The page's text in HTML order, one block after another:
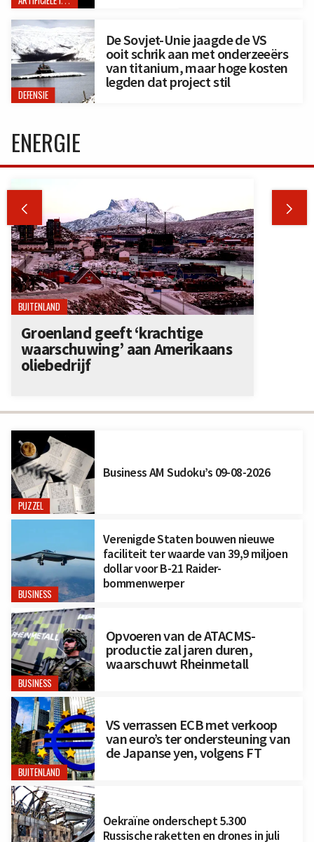
DEFENSIE
De Sovjet-Unie jaagde de VS
ooit schrik aan met onderzeeërs
van titanium, maar hoge kosten
legden dat project stil
PUZZEL
Business AM Sudoku’s 09-08-2026
BUSINESS
Verenigde Staten bouwen nieuwe
faciliteit ter waarde van 39,9 miljoen
dollar voor B-21 Raider-
bommenwerper
BUSINESS
Opvoeren van de ATACMS-
productie zal jaren duren,
waarschuwt Rheinmetall
BUITENLAND
VS verrassen ECB met verkoop
van euro’s ter ondersteuning van
de Japanse yen, volgens FT
Oekraïne onderschept 5.300
Russische raketten en drones in juli
ENERGIE
 
BUITENLAND
Groenland geeft ‘krachtige
waarschuwing’ aan Amerikaans
oliebedrijf